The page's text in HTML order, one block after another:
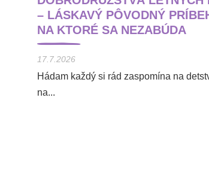
– LÁSKAVÝ PÔVODNÝ
NA KTORÉ SA NEZABÚDA
17.7.2026
Hádam každý si rád zaspomína na
na...